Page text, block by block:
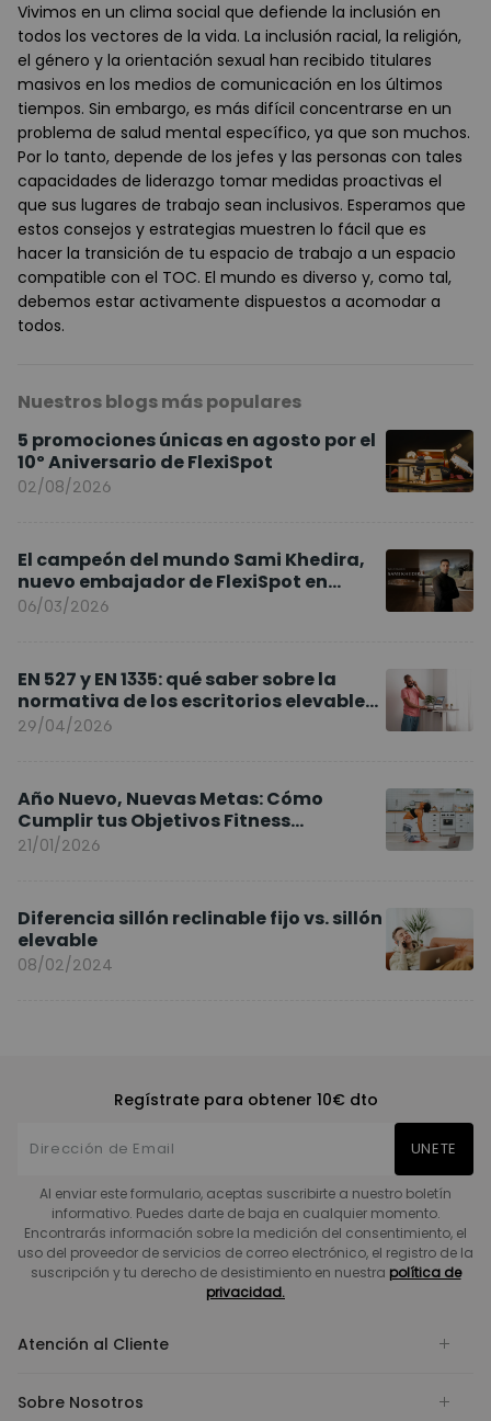
Vivimos en un clima social que defiende la inclusión en
todos los vectores de la vida. La inclusión racial, la religión,
el género y la orientación sexual han recibido titulares
masivos en los medios de comunicación en los últimos
tiempos. Sin embargo, es más difícil concentrarse en un
problema de salud mental específico, ya que son muchos.
Por lo tanto, depende de los jefes y las personas con tales
capacidades de liderazgo tomar medidas proactivas el
que sus lugares de trabajo sean inclusivos. Esperamos que
estos consejos y estrategias muestren lo fácil que es
hacer la transición de tu espacio de trabajo a un espacio
compatible con el TOC. El mundo es diverso y, como tal,
debemos estar activamente dispuestos a acomodar a
todos.
Nuestros blogs más populares
5 promociones únicas en agosto por el
10º Aniversario de FlexiSpot
02/08/2026
El campeón del mundo Sami Khedira,
nuevo embajador de FlexiSpot en
Europa
06/03/2026
EN 527 y EN 1335: qué saber sobre la
normativa de los escritorios elevables
y sillas ergonómicas
29/04/2026
Año Nuevo, Nuevas Metas: Cómo
Cumplir tus Objetivos Fitness
Entrenando en Casa
21/01/2026
Diferencia sillón reclinable fijo vs. sillón
elevable
08/02/2024
Regístrate para obtener 10€ dto
UNETE
Al enviar este formulario, aceptas suscribirte a nuestro boletín
informativo. Puedes darte de baja en cualquier momento.
Encontrarás información sobre la medición del consentimiento, el
uso del proveedor de servicios de correo electrónico, el registro de la
suscripción y tu derecho de desistimiento en nuestra política de
privacidad.
Atención al Cliente
Sobre Nosotros